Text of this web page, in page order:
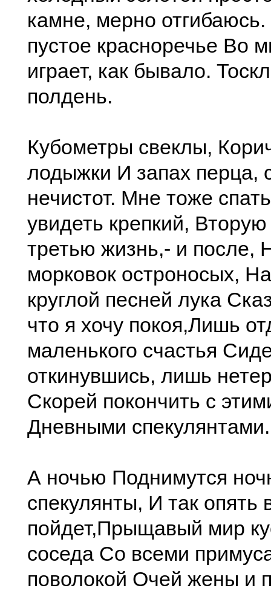
камне, мерно
пустое красноречье Во
играет, как бывало.
полдень.
Кубометры свеклы,
лодыжки И запах перца,
нечистот. Мне тоже
увидеть крепкий,
третью жизнь,- и после,
морковок остроносых,
круглой песней лука
что я хочу покоя,Лишь
маленького счастья
откинувшись, лишь
Скорей покончить с
Дневными спекулянтами.
А ночью Поднимутся
спекулянты, И так опять
пойдет,Прыщавый мир
соседа Со всеми
поволокой Очей жены и